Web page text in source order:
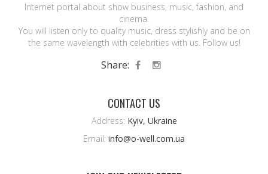
Internet portal about show business, music, fashion, and
cinema.
You will listen only to quality music, dress stylishly and be on
the same wavelength with celebrities with us. Follow us!
Share:
CONTACT US
Address: Kyiv, Ukraine
Email: info@o-well.com.ua